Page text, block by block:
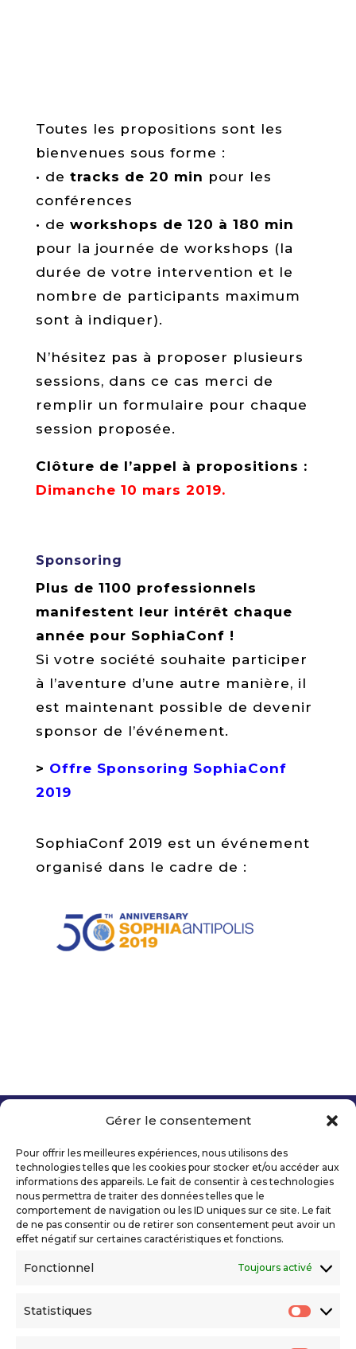
Gérer le consentement
Pour offrir les meilleures expériences, nous utilisons des
technologies telles que les cookies pour stocker et/ou accéder aux
informations des appareils. Le fait de consentir à ces technologies
nous permettra de traiter des données telles que le
comportement de navigation ou les ID uniques sur ce site. Le fait
de ne pas consentir ou de retirer son consentement peut avoir un
effet négatif sur certaines caractéristiques et fonctions.
Fonctionnel Toujours activé
Statistiques
Toutes les propositions sont les
bienvenues sous forme :
• de tracks de 20 min pour les
conférences
• de workshops de 120 à 180 min
pour la journée de workshops (la
durée de votre intervention et le
nombre de participants maximum
sont à indiquer).
N’hésitez pas à proposer plusieurs
sessions, dans ce cas merci de
remplir un formulaire pour chaque
session proposée.
Clôture de l’appel à propositions :
Dimanche 10 mars 2019.
Sponsoring
Plus de 1100 professionnels
manifestent leur intérêt chaque
année pour SophiaConf !
Si votre société souhaite participer
à l’aventure d’une autre manière, il
est maintenant possible de devenir
sponsor de l’événement.
> Offre Sponsoring SophiaConf
2019
SophiaConf 2019 est un événement
organisé dans le cadre de :
Mentions légales
Politique de confidentialité
Déclaration d’accessibilité numérique
Ils nous soutiennent